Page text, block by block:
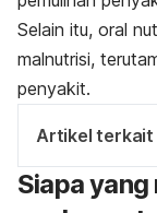
Selain itu, oral
malnutrisi,
penyakit.
Artikel terkait
Siapa